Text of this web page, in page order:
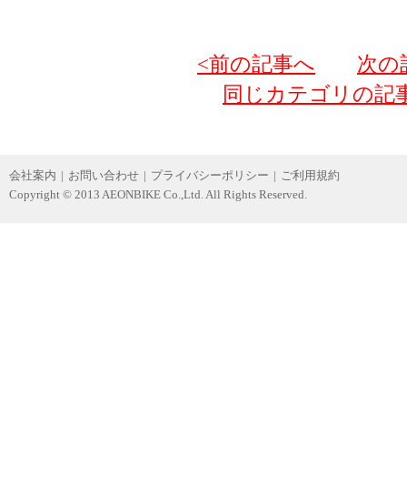
<前の記事へ
次の
同じカテゴリの記
会社案内 | お問い合わせ | プライバシーポリシー | ご利用規約
Copyright © 2013 AEONBIKE Co.,Ltd. All Rights Reserved.